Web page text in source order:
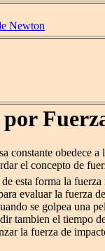
Newton
constante obedece a
el concepto de
esta forma la
evaluar la fuerza
se golpea una
tambien el tiempo
la fuerza de